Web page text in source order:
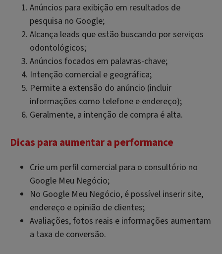
Anúncios para exibição em resultados de
pesquisa no Google;
Alcança leads que estão buscando por serviços
odontológicos;
Anúncios focados em palavras-chave;
Intenção comercial e geográfica;
Permite a extensão do anúncio (incluir
informações como telefone e endereço);
Geralmente, a intenção de compra é alta.
Dicas para aumentar a performance
Crie um perfil comercial para o consultório no
Google Meu Negócio;
No Google Meu Negócio, é possível inserir site,
endereço e opinião de clientes;
Avaliações, fotos reais e informações aumentam
a taxa de conversão.